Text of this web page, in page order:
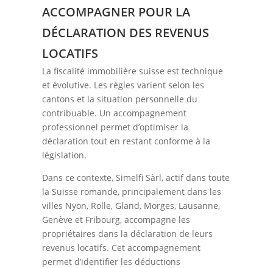
ACCOMPAGNER POUR LA
DÉCLARATION DES REVENUS
LOCATIFS
La fiscalité immobilière suisse est technique
et évolutive. Les règles varient selon les
cantons et la situation personnelle du
contribuable. Un accompagnement
professionnel permet d’optimiser la
déclaration tout en restant conforme à la
législation.
Dans ce contexte, Simelfi Sàrl, actif dans toute
la Suisse romande, principalement dans les
villes Nyon, Rolle, Gland, Morges, Lausanne,
Genève et Fribourg, accompagne les
propriétaires dans la déclaration de leurs
revenus locatifs. Cet accompagnement
permet d’identifier les déductions